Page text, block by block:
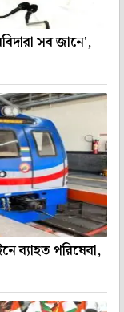
সব জানে',
ব্যাহত পরিষেবা,